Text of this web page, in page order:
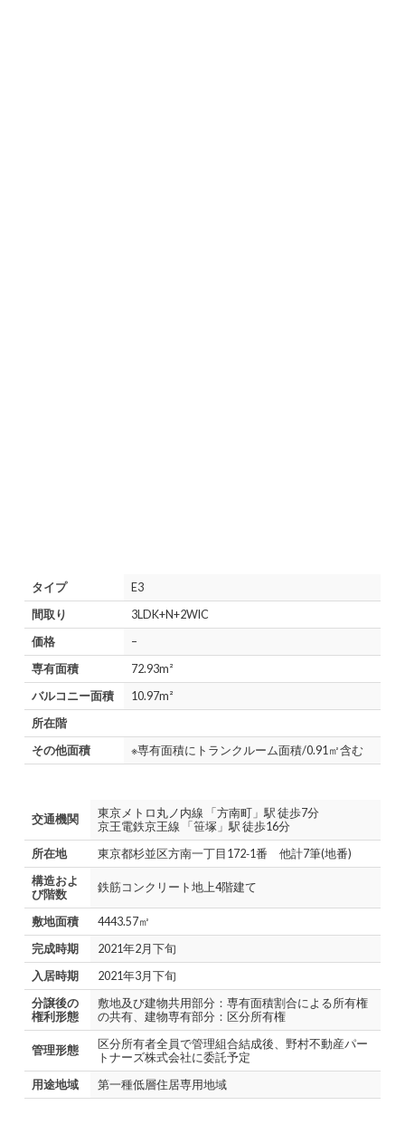
タイプ
E3
間取り
3LDK+N+2WIC
価格
–
専有面積
72.93m²
バルコニー面積
10.97m²
所在階
その他面積
※専有面積にトランクルーム面積/0.91㎡含む
交通機関
東京メトロ丸ノ内線 「方南町」駅 徒歩7分
京王電鉄京王線 「笹塚」駅 徒歩16分
所在地
東京都杉並区方南一丁目172‐1番 他計7筆(地番)
構造およ
び階数
鉄筋コンクリート地上4階建て
敷地面積
4443.57㎡
完成時期
2021年2月下旬
入居時期
2021年3月下旬
分譲後の
権利形態
敷地及び建物共用部分：専有面積割合による所有権
の共有、建物専有部分：区分所有権
管理形態
区分所有者全員で管理組合結成後、野村不動産パー
トナーズ株式会社に委託予定
用途地域
第一種低層住居専用地域